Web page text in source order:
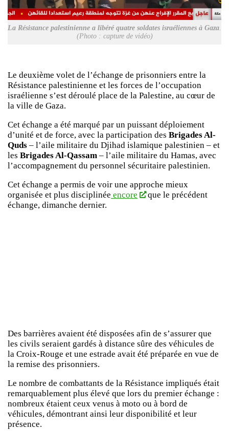
La Résistance palestinienne a libéré quatre soldates israéliennes à Gaza
(Photo : capture de vidéo)
Le deuxième volet de l’échange de prisonniers entre la
Résistance palestinienne et les forces de l’occupation
israélienne s’est déroulé place de la Palestine, au cœur de
la ville de Gaza.
Cet échange a été marqué par un puissant déploiement
d’unité et de force, avec la participation des Brigades Al-
Quds – l’aile militaire du Djihad islamique palestinien – et
les Brigades Al-Qassam – l’aile militaire du Hamas, avec
l’accompagnement du personnel sécuritaire palestinien.
Cet échange a permis de voir une approche mieux
organisée et plus disciplinée encore
que le précédent
échange, dimanche dernier.
Des barrières avaient été disposées afin de s’assurer que
les civils seraient gardés à distance sûre des véhicules de
la Croix-Rouge et une estrade avait été préparée en vue de
la remise des prisonniers.
Le nombre de combattants de la Résistance impliqués était
remarquablement plus élevé que lors du premier échange :
nombreux étaient ceux venus à moto ou à bord de
véhicules, démontrant ainsi leur disponibilité et leur
présence.